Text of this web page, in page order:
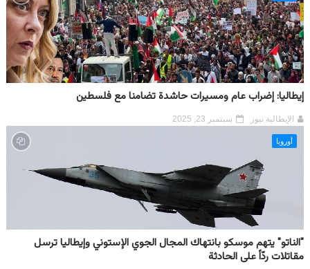
إيطاليا: إضراب عام ومسيرات حاشدة تضامنا مع فلسطين
الإيطالية نيوز سبتمبر 23, 2025
أوروبا
"الناتو" يتهم موسكو بانتهاك المجال الجوي الإستوني وإيطاليا ترسل
مقاتلات ردّاً على الحادثة